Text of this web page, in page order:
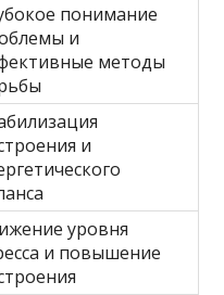
понимание
и
методы
и
уровня
и повышение